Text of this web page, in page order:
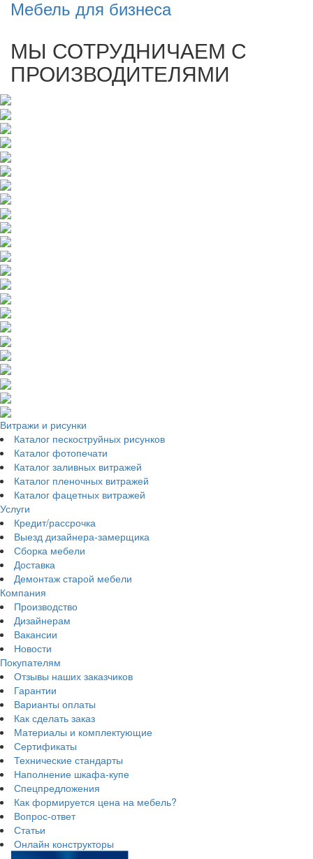
Мебель для бизнеса
МЫ СОТРУДНИЧАЕМ С
ПРОИЗВОДИТЕЛЯМИ
Витражи и рисунки
Каталог пескоструйных рисунков
Каталог фотопечати
Каталог заливных витражей
Каталог пленочных витражей
Каталог фацетных витражей
Услуги
Кредит/рассрочка
Выезд дизайнера-замерщика
Сборка мебели
Доставка
Демонтаж старой мебели
Компания
Производство
Дизайнерам
Вакансии
Новости
Покупателям
Отзывы наших заказчиков
Гарантии
Варианты оплаты
Как сделать заказ
Материалы и комплектующие
Сертификаты
Технические стандарты
Наполнение шкафа-купе
Спецпредложения
Как формируется цена на мебель?
Вопрос-ответ
Статьи
Онлайн конструкторы